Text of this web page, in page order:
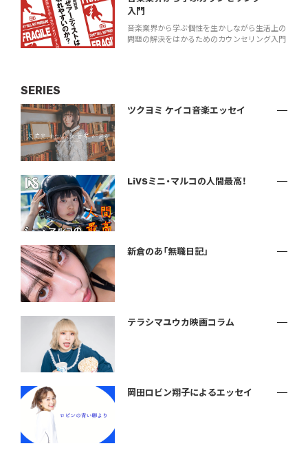
入門
音楽業界から学ぶ個性を生かしながら生活上の
問題の解決をはかるためのカウンセリング入門
SERIES
ツクヨミ ケイコ音楽エッセイ
LiVSミニ・マルコの人間最高！
新倉のあ「無職日記」
テラシマユウカ映画コラム
岡田ロビン翔子によるエッセイ